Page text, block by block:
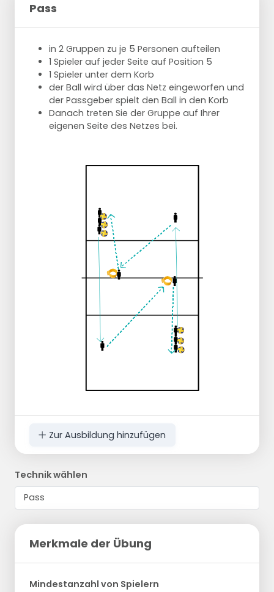
Pass
in 2 Gruppen zu je 5 Personen aufteilen
1 Spieler auf jeder Seite auf Position 5
1 Spieler unter dem Korb
der Ball wird über das Netz eingeworfen und
der Passgeber spielt den Ball in den Korb
Danach treten Sie der Gruppe auf Ihrer
eigenen Seite des Netzes bei.
Zur Ausbildung hinzufügen
Technik wählen
Merkmale der Übung
Mindestanzahl von Spielern